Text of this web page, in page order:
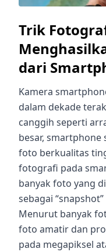
Trik
dari
Kamera
dalam dekade
canggih seperti
besar, smartphone
foto berkualitas
fotografi pada
banyak foto yang
sebagai
Menurut banyak
foto amatir dan
pada megapiksel